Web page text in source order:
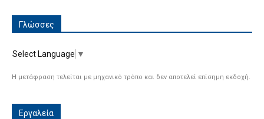
Γλώσσες
Select Language ▼
Η μετάφραση τελείται με μηχανικό τρόπο και δεν αποτελεί επίσημη εκδοχή.
Εργαλεία